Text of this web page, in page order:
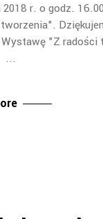
2018 r. o godz.
"Z radości